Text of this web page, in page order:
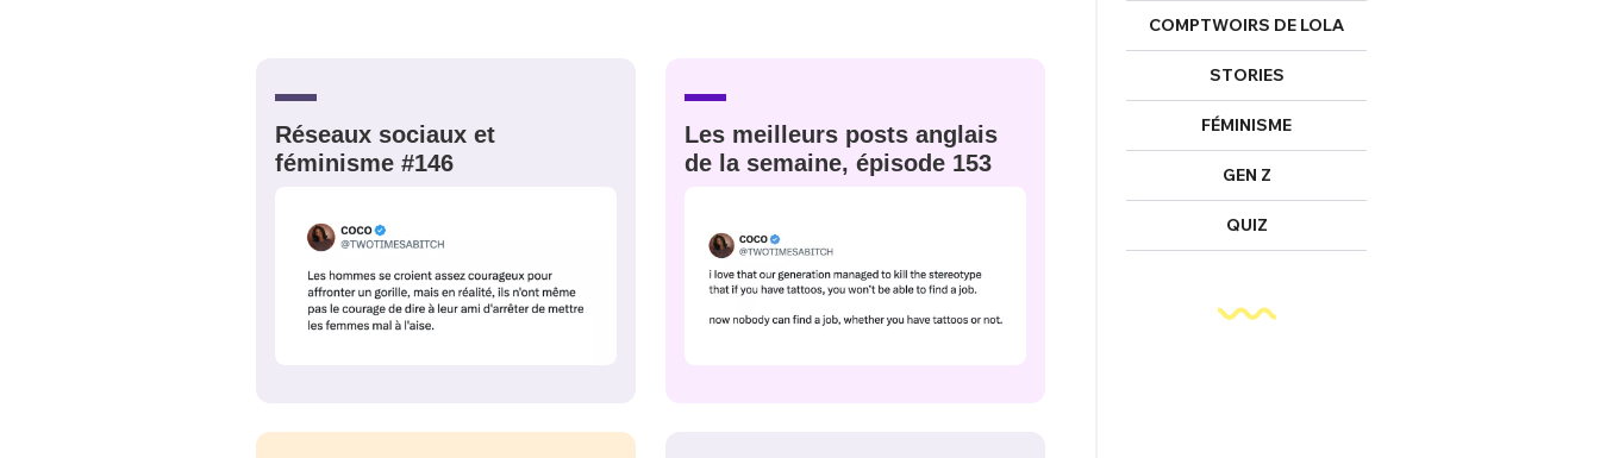
Réseaux sociaux et
féminisme #146
Les meilleurs posts anglais
de la semaine, épisode 153
COMPTWOIRS DE LOLA
STORIES
FÉMINISME
GEN Z
QUIZ
PSEUDO*
EMAIL*
Connexion
PSEUDO
Mot de passe perdu ?
VOTRE PARTICIPATION
Quelques
tweets
Ma propre
sélection
Un Thread